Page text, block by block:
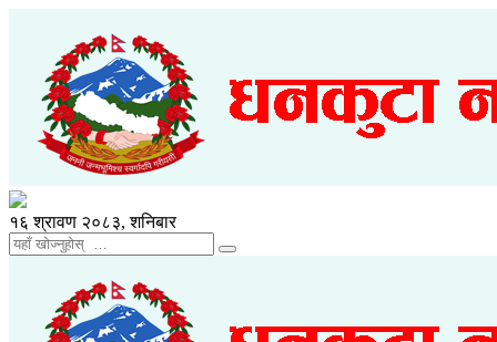
१६ श्रावण २०८३, शनिबार